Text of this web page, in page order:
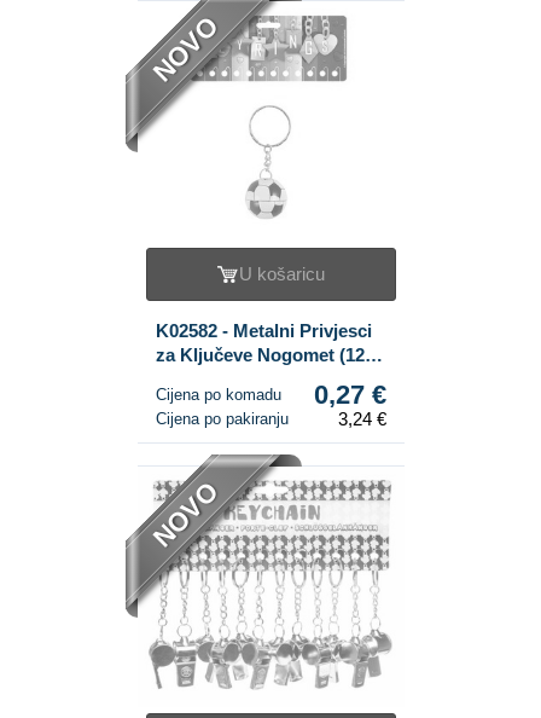
NOVO
U košaricu
K02582 - Metalni Privjesci
za Ključeve Nogomet (12
Cijena po komadu 0,27 €
Cijena po pakiranju 3,24 €
NOVO